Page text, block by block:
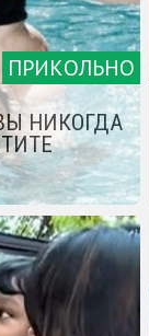
ПРИКОЛЬНО
НИКОГДА